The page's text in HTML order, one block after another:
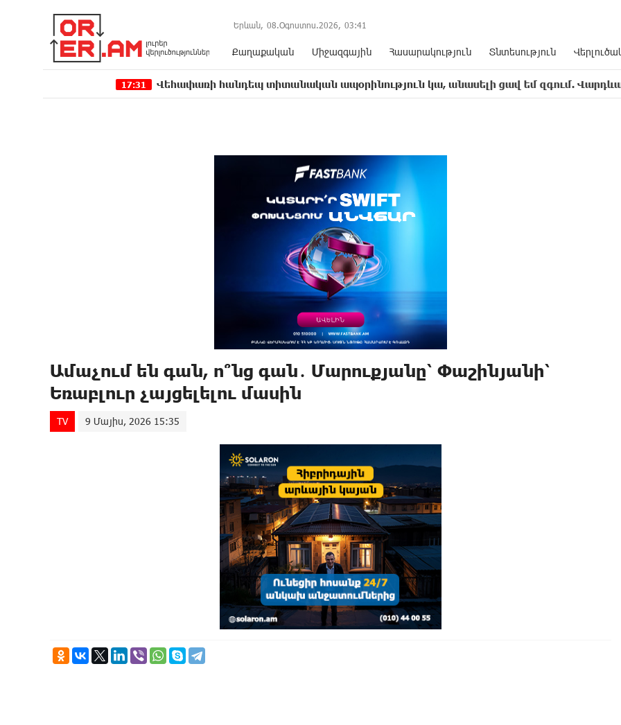
Երևան, 08.Օգոստոս.2026, 03:41
Քաղաքական Միջազգային Հասարակություն Տնտեսություն
Վեհափառի հանդեպ տիտանական ապօրինություն կա, անասելի ցավ եմ զգում. Վարդևանյան
Ամաչում են գան, ո՞նց գան․ Մարուքյանը՝ Փաշինյանի՝
Եռաբլուր չայցելելու մասին
TV 9 Մայիս, 2026 15:35